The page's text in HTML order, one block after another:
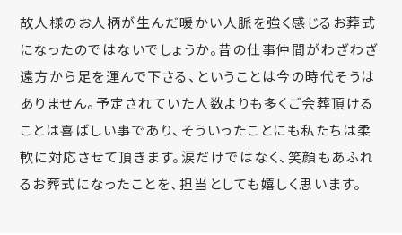
故人様のお人柄が生んだ暖かい人脈を強く感じるお葬式
になったのではないでしょうか。昔の仕事仲間がわざわざ
遠方から足を運んで下さる、ということは今の時代そうは
ありません。予定されていた人数よりも多くご会葬頂ける
ことは喜ばしい事であり、そういったことにも私たちは柔
軟に対応させて頂きます。涙だけではなく、笑顔もあふれ
るお葬式になったことを、担当としても嬉しく思います。